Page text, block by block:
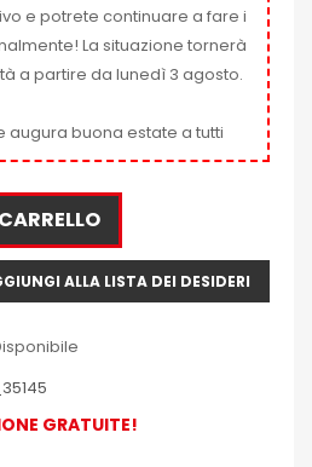
e potrete continuare a fare i
La situazione tornerà
a partire da lunedì 3 agosto.
augura buona estate a tutti
ALLA LISTA DEI DESIDERI
GRATUITE!